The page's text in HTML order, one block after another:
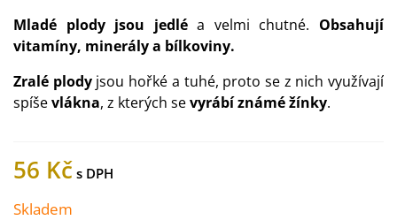
Mladé plody jsou jedléa velmi chutné. Obsahují
vitamíny, minerály a bílkoviny.
Zralé plodyjsou hořké a tuhé, proto se z nich využívají
spíševlákna, z kterých sevyrábí známé žínky.
56 Kč
Skladem